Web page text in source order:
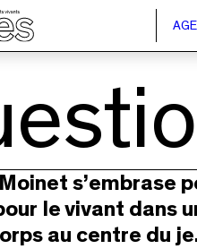
la navigation
contenu principal
le vivant dans
au centre du